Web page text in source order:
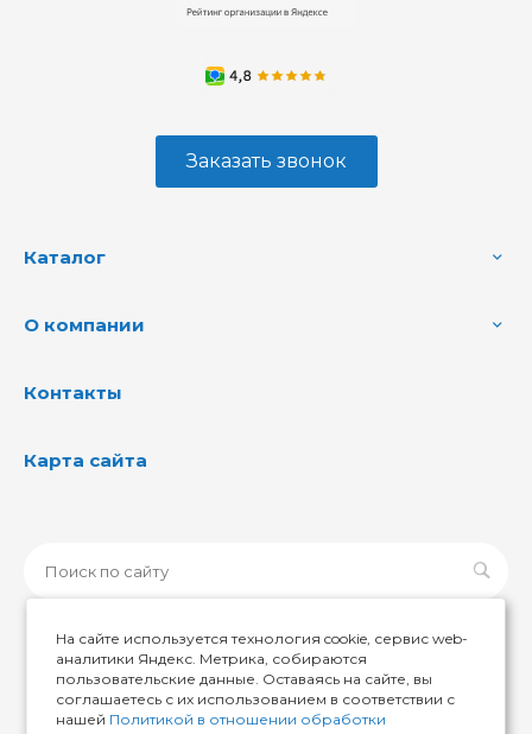
Заказать звонок
Каталог
О компании
Контакты
Карта сайта
© 2026 ИМИР174, Все права защищены
На сайте используется технология cookie, сервис web-
аналитики Яндекс. Метрика, собираются
пользовательские данные. Оставаясь на сайте, вы
соглашаетесь с их использованием в соответствии с
нашей Политикой в отношении обработки